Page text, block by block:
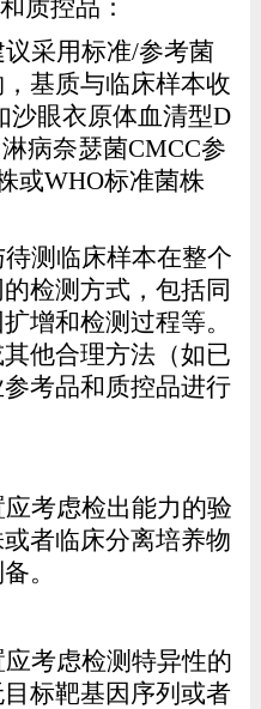
质控品：
采用标准/参考菌
基质与临床样本收
沙眼衣原体血清型D
病奈瑟菌CMCC参
或WHO标准菌株
测临床样本在整个
检测方式，包括同
增和检测过程等。
他合理方法（如已
参考品和质控品进行
应考虑检出能力的验
者临床分离培养物
。
考虑检测特异性的
标靶基因序列或者